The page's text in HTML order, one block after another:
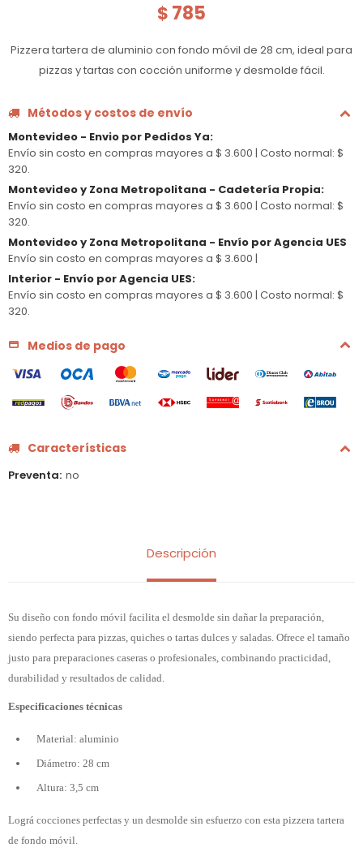
$ 785
Pizzera tartera de aluminio con fondo móvil de 28 cm, ideal para
pizzas y tartas con cocción uniforme y desmolde fácil.
Métodos y costos de envío
Montevideo - Envio por Pedidos Ya:
Envío sin costo en compras mayores a $ 3.600 | Costo normal: $
320.
Montevideo y Zona Metropolitana - Cadetería Propia:
Envío sin costo en compras mayores a $ 3.600 | Costo normal: $
320.
Montevideo y Zona Metropolitana - Envío por Agencia UES
Envío sin costo en compras mayores a $ 3.600 |
Interior - Envío por Agencia UES:
Envío sin costo en compras mayores a $ 3.600 | Costo normal: $
320.
Medios de pago
Características
Preventa no
Descripción
Su diseño con fondo móvil facilita el desmolde sin dañar la preparación,
siendo perfecta para pizzas, quiches o tartas dulces y saladas. Ofrece el tamaño
justo para preparaciones caseras o profesionales, combinando practicidad,
durabilidad y resultados de calidad.
Especificaciones técnicas
Material: aluminio
Diámetro: 28 cm
Altura: 3,5 cm
Lográ cocciones perfectas y un desmolde sin esfuerzo con esta pizzera tartera
de fondo móvil.